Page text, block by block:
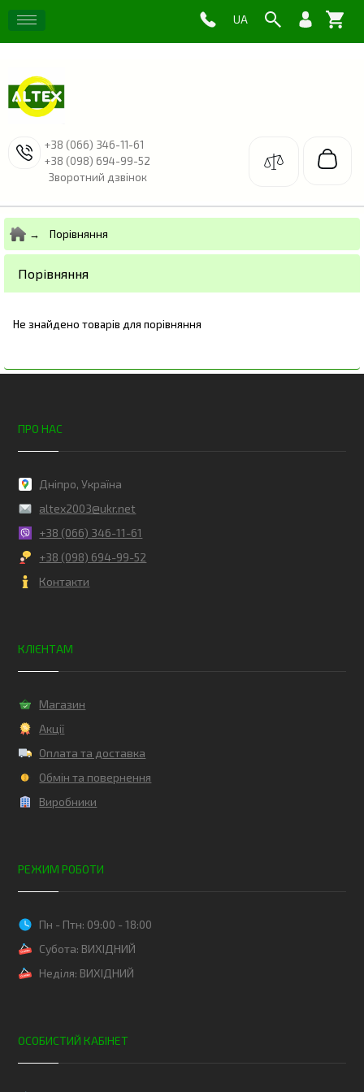
+38 (066) 346-11-61
+38 (098) 694-99-52
Зворотний дзвінок
Порівняння
Порівняння
Не знайдено товарів для порівняння
ПРО НАС
Дніпро, Україна
altex2003@ukr.net
+38 (066) 346-11-61
+38 (098) 694-99-52
Контакти
КЛІЄНТАМ
Магазин
Акції
Оплата та доставка
Обмін та повернення
Виробники
РЕЖИМ РОБОТИ
Пн - Птн: 09:00 - 18:00
Субота: ВИХІДНИЙ
Неділя: ВИХІДНИЙ
ОСОБИСТИЙ КАБІНЕТ